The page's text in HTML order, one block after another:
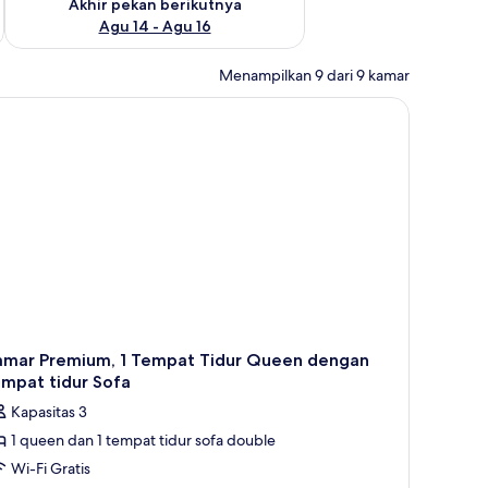
Akhir pekan berikutnya
Agu 14 - Agu 16
Menampilkan 9 dari 9 kamar
Premium, 1 Tempat Tidur Queen dengan
tidur Sofa
Kapasitas 3
1 queen dan 1 tempat tidur sofa double
Wi-Fi Gratis